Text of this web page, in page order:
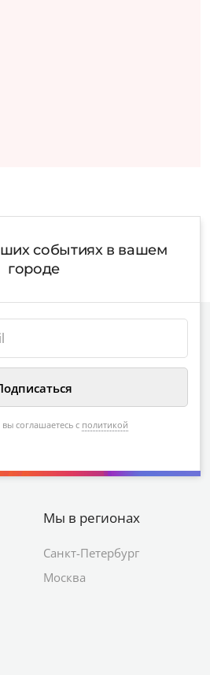
событиях в вашем
городе
соглашаетесь с политикой
Мы в регионах
Санкт-Петербург
Москва